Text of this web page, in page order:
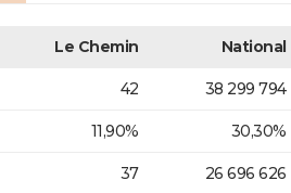
Le Chemin National
42 38 299 794
11,90% 30,30%
37 26 696 626